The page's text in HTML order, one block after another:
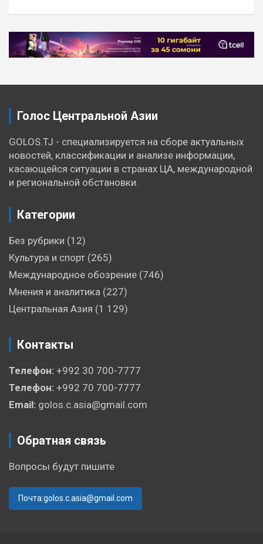
Навигация
по
Голос Центральной Азии
GOLOS.TJ - специализируется на сборе актуальных
новостей, классификации и анализе информации,
касающейся ситуации в странах ЦА, международной
и региональной обстановки.
Категории
Без рубрики (12)
Культура и спорт (265)
Международное обозрение (746)
Мнения и аналитика (227)
Центральная Азия (1 129)
Контакты
Телефон: +992 30 700-7777
Телефон: +992 70 700-7777
Email: golos.c.asia@gmail.com
Обратная связь
Вопросы будут пишите
Почта:golos.c.asia@gmail.com